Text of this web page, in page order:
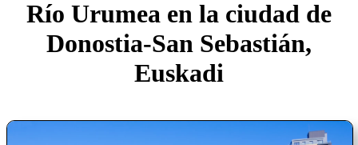
Río Urumea en la ciudad de
Donostia-San Sebastián,
Euskadi